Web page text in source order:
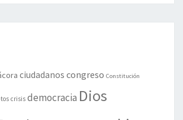
ciudadanos congreso Constitución
crisis democracia Dios